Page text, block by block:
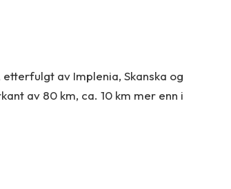
av Implenia, Skanska og
av 80 km, ca. 10 km mer enn i